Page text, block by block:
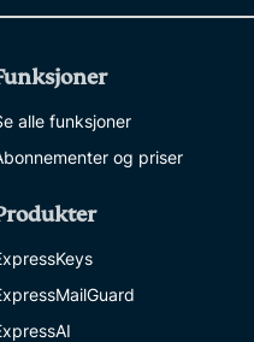
alle funksjoner
og priser